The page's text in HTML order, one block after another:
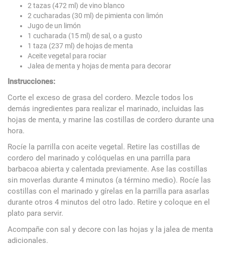
2 tazas (472 ml) de vino blanco
2 cucharadas (30 ml) de pimienta con limón
Jugo de un limón
1 cucharada (15 ml) de sal, o a gusto
1 taza (237 ml) de hojas de menta
Aceite vegetal para rociar
Jalea de menta y hojas de menta para decorar
Instrucciones:
Corte el exceso de grasa del cordero. Mezcle todos los
demás ingredientes para realizar el marinado, incluidas las
hojas de menta, y marine las costillas de cordero durante una
hora.
Rocíe la parrilla con aceite vegetal. Retire las costillas de
cordero del marinado y colóquelas en una parrilla para
barbacoa abierta y calentada previamente. Ase las costillas
sin moverlas durante 4 minutos (a término medio). Rocíe las
costillas con el marinado y gírelas en la parrilla para asarlas
durante otros 4 minutos del otro lado. Retire y coloque en el
plato para servir.
Acompañe con sal y decore con las hojas y la jalea de menta
adicionales.